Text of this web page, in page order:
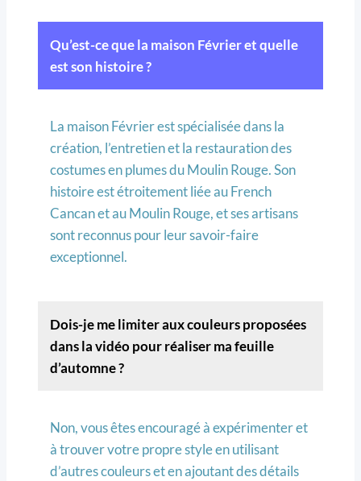
Qu’est-ce que la maison Février et quelle
est son histoire ?
La maison Février est spécialisée dans la
création, l’entretien et la restauration des
costumes en plumes du Moulin Rouge. Son
histoire est étroitement liée au French
Cancan et au Moulin Rouge, et ses artisans
sont reconnus pour leur savoir-faire
exceptionnel.
Dois-je me limiter aux couleurs proposées
dans la vidéo pour réaliser ma feuille
d’automne ?
Non, vous êtes encouragé à expérimenter et
à trouver votre propre style en utilisant
d’autres couleurs et en ajoutant des détails